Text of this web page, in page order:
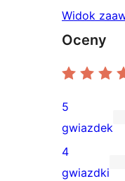
Widok
Oceny
2
recenzje
5-
5
gwiazdek
0
4
gwiazdki